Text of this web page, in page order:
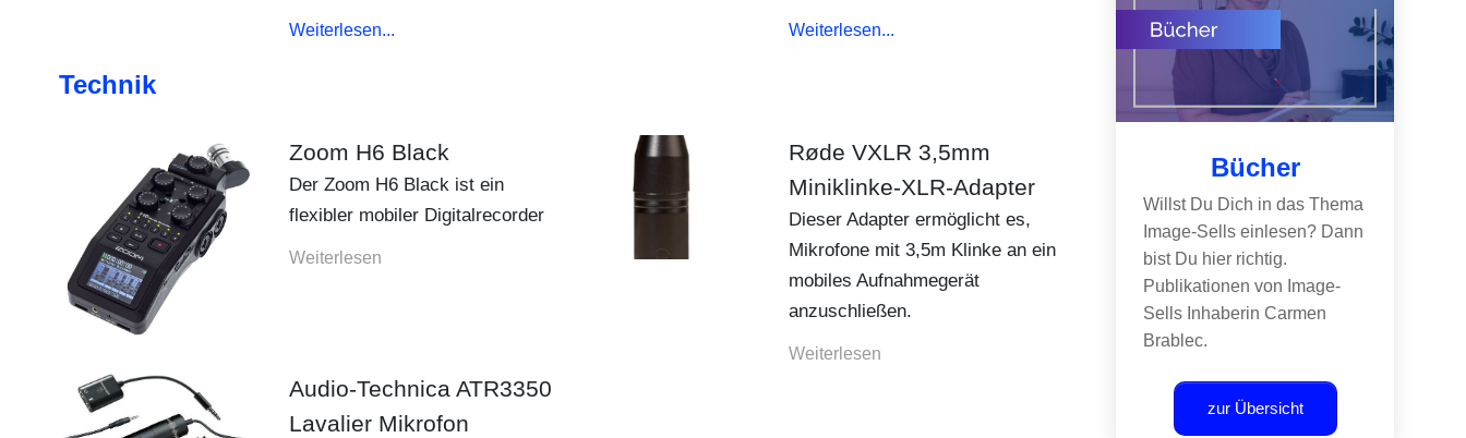
Weiterlesen... Weiterlesen...
Technik
Zoom H6 Black
Der Zoom H6 Black ist ein
flexibler mobiler Digitalrecorder
Weiterlesen...
Røde VXLR 3,5mm
Miniklinke-XLR-Adapter
Dieser Adapter ermöglicht es,
Mikrofone mit 3,5m Klinke an ein
mobiles Aufnahmegerät
anzuschließen.
Weiterlesen...
Audio-Technica ATR3350
Lavalier Mikrofon
Bücher
Willst Du Dich in das Thema
Image-Sells einlesen? Dann
bist Du hier richtig.
Publikationen von Image-
Sells Inhaberin Carmen
Brablec.
zur Übersicht